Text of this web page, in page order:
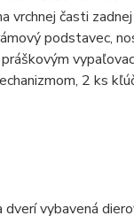
vrchnej časti
podstavec,
2 ks
vybavená